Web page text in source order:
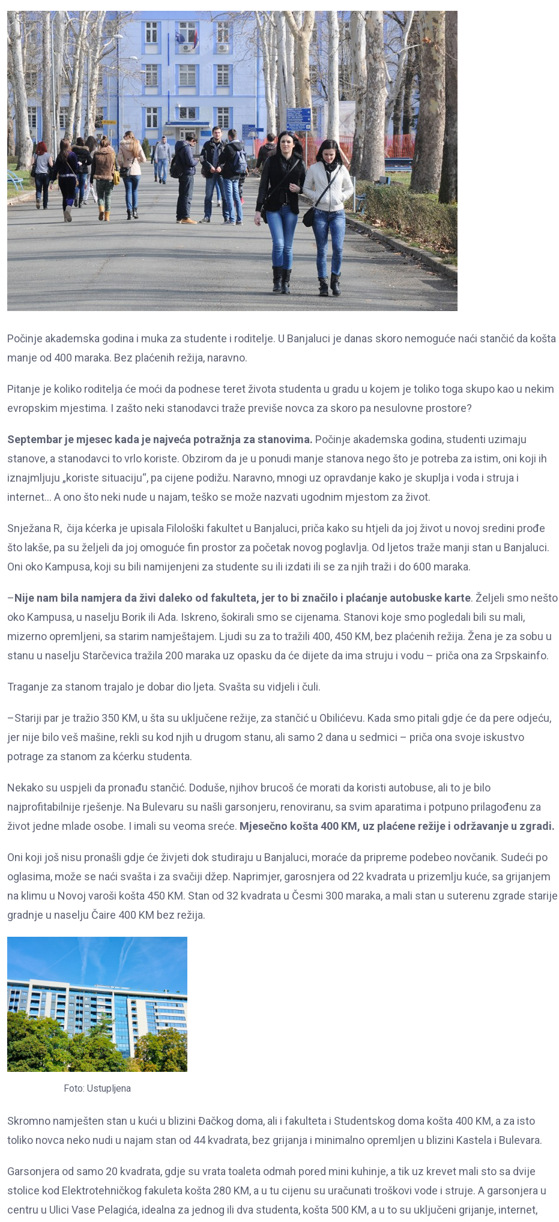
Počinje akademska godina i muka za studente i roditelje. U Banjaluci je danas skoro nemoguće naći stančić da košta
manje od 400 maraka. Bez plaćenih režija, naravno.
Pitanje je koliko roditelja će moći da podnese teret života studenta u gradu u kojem je toliko toga skupo kao u nekim
evropskim mjestima. I zašto neki stanodavci traže previše novca za skoro pa nesulovne prostore?
Septembar je mjesec kada je najveća potražnja za stanovima. Počinje akademska godina, studenti uzimaju
stanove, a stanodavci to vrlo koriste. Obzirom da je u ponudi manje stanova nego što je potreba za istim, oni koji ih
iznajmljuju „koriste situaciju“, pa cijene podižu. Naravno, mnogi uz opravdanje kako je skuplja i voda i struja i
internet… A ono što neki nude u najam, teško se može nazvati ugodnim mjestom za život.
Snježana R, čija kćerka je upisala Filološki fakultet u Banjaluci, priča kako su htjeli da joj život u novoj sredini prođe
što lakše, pa su željeli da joj omoguće fin prostor za početak novog poglavlja. Od ljetos traže manji stan u Banjaluci.
Oni oko Kampusa, koji su bili namijenjeni za studente su ili izdati ili se za njih traži i do 600 maraka.
–Nije nam bila namjera da živi daleko od fakulteta, jer to bi značilo i plaćanje autobuske karte. Željeli smo nešto
oko Kampusa, u naselju Borik ili Ada. Iskreno, šokirali smo se cijenama. Stanovi koje smo pogledali bili su mali,
mizerno opremljeni, sa starim namještajem. Ljudi su za to tražili 400, 450 KM, bez plaćenih režija. Žena je za sobu u
stanu u naselju Starčevica tražila 200 maraka uz opasku da će dijete da ima struju i vodu – priča ona za Srpskainfo.
Traganje za stanom trajalo je dobar dio ljeta. Svašta su vidjeli i čuli.
–Stariji par je tražio 350 KM, u šta su uključene režije, za stančić u Obilićevu. Kada smo pitali gdje će da pere odjeću,
jer nije bilo veš mašine, rekli su kod njih u drugom stanu, ali samo 2 dana u sedmici – priča ona svoje iskustvo
potrage za stanom za kćerku studenta.
Nekako su uspjeli da pronađu stančić. Doduše, njihov brucoš će morati da koristi autobuse, ali to je bilo
najprofitabilnije rješenje. Na Bulevaru su našli garsonjeru, renoviranu, sa svim aparatima i potpuno prilagođenu za
život jedne mlade osobe. I imali su veoma sreće. Mjesečno košta 400 KM, uz plaćene režije i održavanje u zgradi.
Oni koji još nisu pronašli gdje će živjeti dok studiraju u Banjaluci, moraće da pripreme podebeo novčanik. Sudeći po
oglasima, može se naći svašta i za svačiji džep. Naprimjer, garosnjera od 22 kvadrata u prizemlju kuće, sa grijanjem
na klimu u Novoj varoši košta 450 KM. Stan od 32 kvadrata u Česmi 300 maraka, a mali stan u suterenu zgrade starije
gradnje u naselju Čaire 400 KM bez režija.
Foto: Ustupljena
Skromno namješten stan u kući u blizini Đačkog doma, ali i fakulteta i Studentskog doma košta 400 KM, a za isto
toliko novca neko nudi u najam stan od 44 kvadrata, bez grijanja i minimalno opremljen u blizini Kastela i Bulevara.
Garsonjera od samo 20 kvadrata, gdje su vrata toaleta odmah pored mini kuhinje, a tik uz krevet mali sto sa dvije
stolice kod Elektrotehničkog fakuleta košta 280 KM, a u tu cijenu su uračunati troškovi vode i struje. A garsonjera u
centru u Ulici Vase Pelagića, idealna za jednog ili dva studenta, košta 500 KM, a u to su uključeni grijanje, internet,